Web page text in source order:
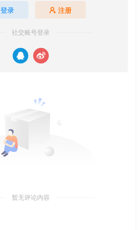
登录 注册
社交账号登录
暂无评论内容